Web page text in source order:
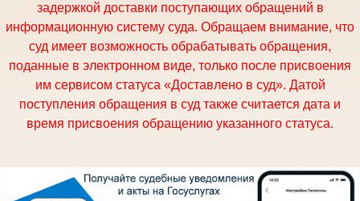
задержкой доставки поступающих обращений в
информационную систему суда. Обращаем внимание, что
суд имеет возможность обрабатывать обращения,
поданные в электронном виде, только после присвоения
им сервисом статуса «Доставлено в суд». Датой
поступления обращения в суд также считается дата и
время присвоения обращению указанного статуса.